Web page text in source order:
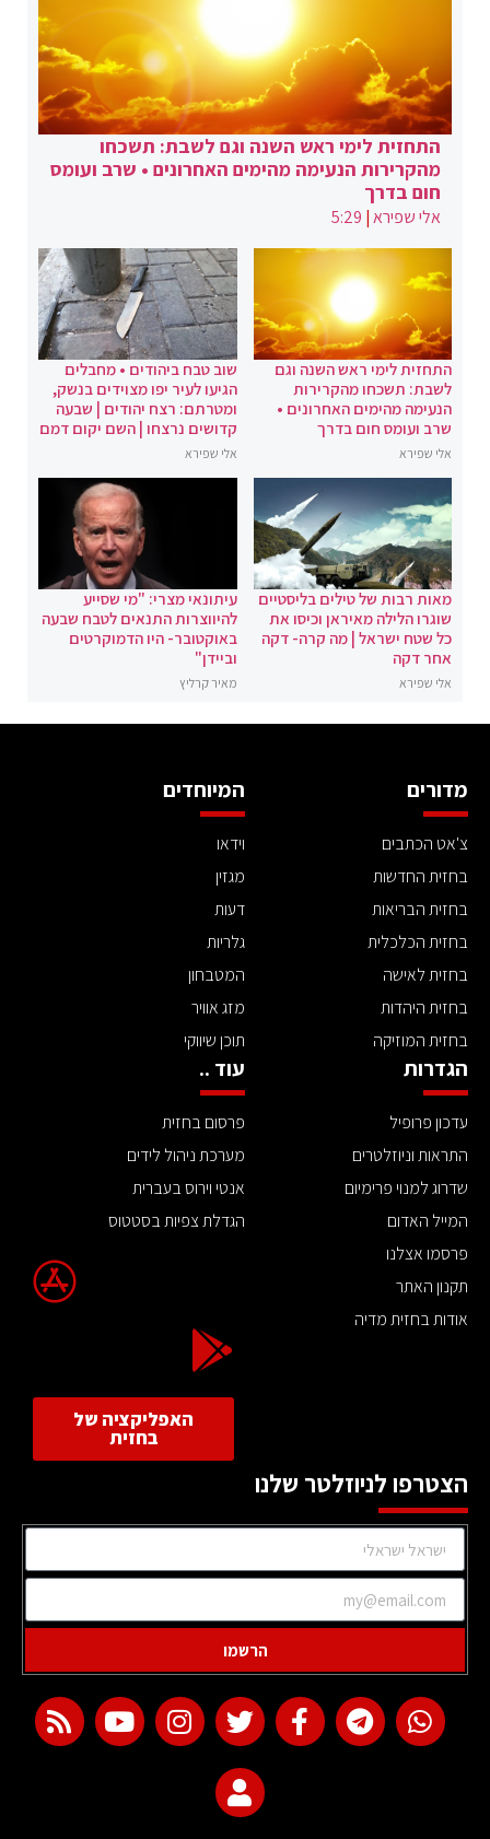
התחזית לימי ראש השנה וגם לשבת: תשכחו
מהקרירות הנעימה מהימים האחרונים • שרב ועומס
חום בדרך
אלי שפירא|
5:29
התחזית לימי ראש השנה וגם
לשבת: תשכחו מהקרירות
הנעימה מהימים האחרונים •
שרב ועומס חום בדרך
אלי שפירא
שוב טבח ביהודים • מחבלים
הגיעו לעיר יפו מצוידים בנשק,
ומטרתם: רצח יהודים | שבעה
קדושים נרצחו | השם יקום דמם
אלי שפירא
מאות רבות של טילים בליסטיים
שוגרו הלילה מאיראן וכיסו את
כל שטח ישראל | מה קרה- דקה
אחר דקה
אלי שפירא
עיתונאי מצרי: "מי שסייע
להיווצרות התנאים לטבח שבעה
באוקטובר- היו הדמוקרטים
וביידן"
מאיר קרליץ
מדורים
צ'אט הכתבים
בחזית החדשות
בחזית הבריאות
בחזית הכלכלית
בחזית לאישה
בחזית היהדות
בחזית המוזיקה
המיוחדים
וידאו
מגזין
דעות
גלריות
המטבחון
מזג אוויר
תוכן שיווקי
הגדרות
עדכון פרופיל
התראות וניוזלטרים
שדרוג למנוי פרימיום
המייל האדום
פרסמו אצלנו
תקנון האתר
אודות בחזית מדיה
עוד ..
פרסום בחזית
מערכת ניהול לידים
אנטי וירוס בעברית
הגדלת צפיות בסטטוס
האפליקציה של
בחזית
הצטרפו לניוזלטר שלנו
הרשמו